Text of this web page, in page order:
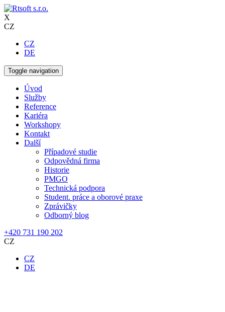
X
CZ
CZ
DE
Toggle navigation
Úvod
Služby
Reference
Kariéra
Workshopy
Kontakt
Další
Případové studie
Odpovědná firma
Historie
PMGO
Technická podpora
Student. práce a oborové praxe
Zprávičky
Odborný blog
+420 731 190 202
CZ
CZ
DE